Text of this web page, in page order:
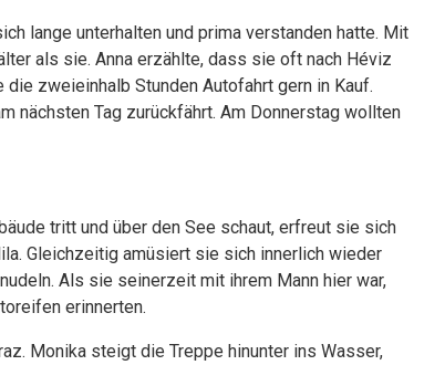
lange unterhalten und prima verstanden hatte. Mit
als sie. Anna erzählte, dass sie oft nach Héviz
zweieinhalb Stunden Autofahrt gern in Kauf.
nächsten Tag zurückfährt. Am Donnerstag wollten
tritt und über den See schaut, erfreut sie sich
Gleichzeitig amüsiert sie sich innerlich wieder
Als sie seinerzeit mit ihrem Mann hier war,
erinnerten.
Monika steigt die Treppe hinunter ins Wasser,